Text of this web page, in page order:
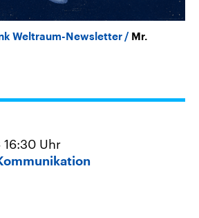
Weltraum-Newsletter
Mr.
16:30 Uhr